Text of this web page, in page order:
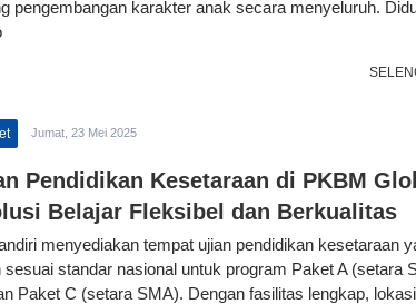
pengembangan karakter anak secara menyeluruh.
Jumat, 23 Mei 2025
Pendidikan Kesetaraan di PKBM
Belajar Fleksibel dan Berkualitas
menyediakan tempat ujian pendidikan kesetaraan
sesuai standar nasional untuk program Paket A (setara
Paket C (setara SMA). Dengan fasilitas lengkap,